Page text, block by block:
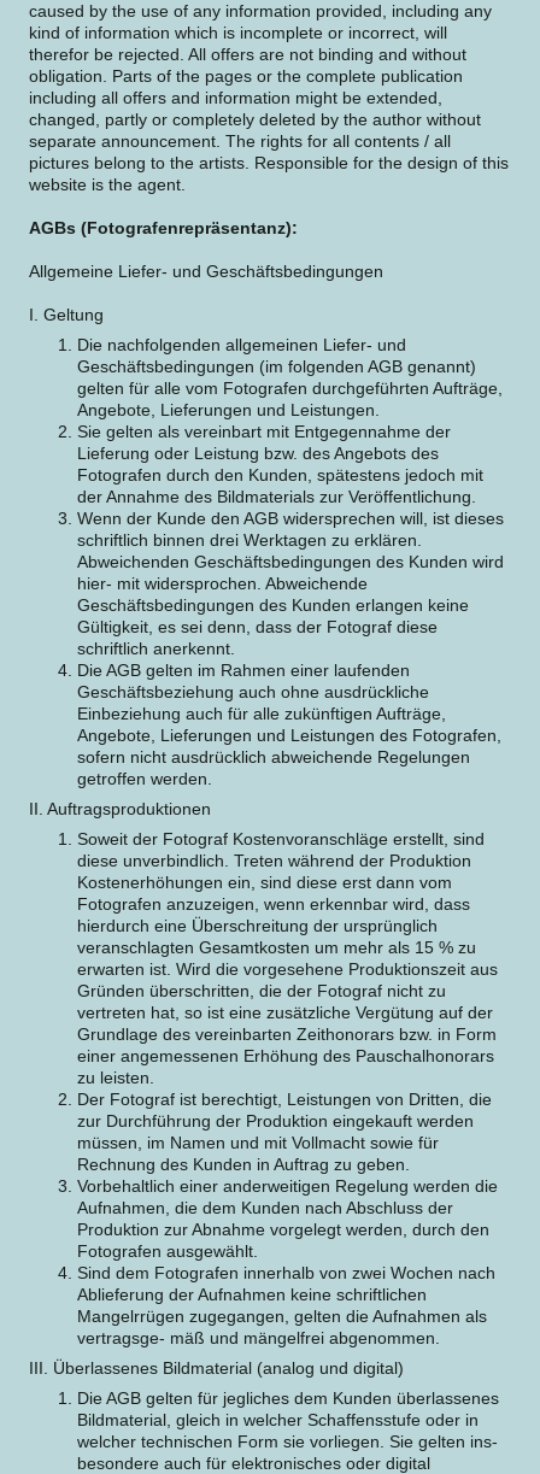
caused by the use of any information provided, including any
kind of information which is incomplete or incorrect, will
therefor be rejected. All offers are not binding and without
obligation. Parts of the pages or the complete publication
including all offers and information might be extended,
changed, partly or completely deleted by the author without
separate announcement. The rights for all contents / all
pictures belong to the artists. Responsible for the design of this
website is the agent.
AGBs (Fotografenrepräsentanz):
Allgemeine Liefer- und Geschäftsbedingungen
I. Geltung
Die nachfolgenden allgemeinen Liefer- und
Geschäftsbedingungen (im folgenden AGB genannt)
gelten für alle vom Fotografen durchgeführten Aufträge,
Angebote, Lieferungen und Leistungen.
Sie gelten als vereinbart mit Entgegennahme der
Lieferung oder Leistung bzw. des Angebots des
Fotografen durch den Kunden, spätestens jedoch mit
der Annahme des Bildmaterials zur Veröffentlichung.
Wenn der Kunde den AGB widersprechen will, ist dieses
schriftlich binnen drei Werktagen zu erklären.
Abweichenden Geschäftsbedingungen des Kunden wird
hier- mit widersprochen. Abweichende
Geschäftsbedingungen des Kunden erlangen keine
Gültigkeit, es sei denn, dass der Fotograf diese
schriftlich anerkennt.
Die AGB gelten im Rahmen einer laufenden
Geschäftsbeziehung auch ohne ausdrückliche
Einbeziehung auch für alle zukünftigen Aufträge,
Angebote, Lieferungen und Leistungen des Fotografen,
sofern nicht ausdrücklich abweichende Regelungen
getroffen werden.
II. Auftragsproduktionen
Soweit der Fotograf Kostenvoranschläge erstellt, sind
diese unverbindlich. Treten während der Produktion
Kostenerhöhungen ein, sind diese erst dann vom
Fotografen anzuzeigen, wenn erkennbar wird, dass
hierdurch eine Überschreitung der ursprünglich
veranschlagten Gesamtkosten um mehr als 15 % zu
erwarten ist. Wird die vorgesehene Produktionszeit aus
Gründen überschritten, die der Fotograf nicht zu
vertreten hat, so ist eine zusätzliche Vergütung auf der
Grundlage des vereinbarten Zeithonorars bzw. in Form
einer angemessenen Erhöhung des Pauschalhonorars
zu leisten.
Der Fotograf ist berechtigt, Leistungen von Dritten, die
zur Durchführung der Produktion eingekauft werden
müssen, im Namen und mit Vollmacht sowie für
Rechnung des Kunden in Auftrag zu geben.
Vorbehaltlich einer anderweitigen Regelung werden die
Aufnahmen, die dem Kunden nach Abschluss der
Produktion zur Abnahme vorgelegt werden, durch den
Fotografen ausgewählt.
Sind dem Fotografen innerhalb von zwei Wochen nach
Ablieferung der Aufnahmen keine schriftlichen
Mangelrrügen zugegangen, gelten die Aufnahmen als
vertragsge- mäß und mängelfrei abgenommen.
III. Überlassenes Bildmaterial (analog und digital)
Die AGB gelten für jegliches dem Kunden überlassenes
Bildmaterial, gleich in welcher Schaffensstufe oder in
welcher technischen Form sie vorliegen. Sie gelten ins-
besondere auch für elektronisches oder digital